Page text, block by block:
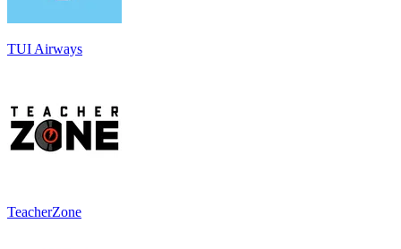
TUI Airways
TeacherZone